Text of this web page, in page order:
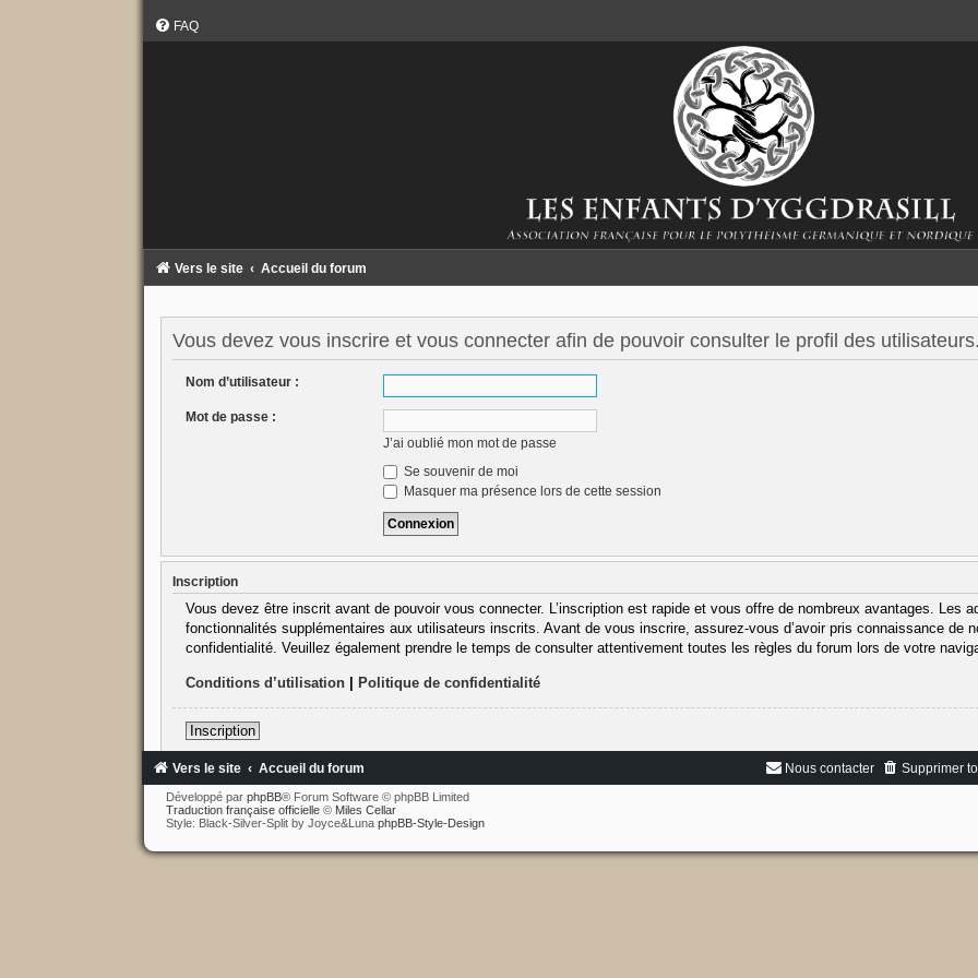
FAQ
Vers le site Accueil du forum
Vous devez vous inscrire et vous connecter afin de pouvoir consulter le profil des utilisateurs.
Nom d’utilisateur :
Mot de passe :
J’ai oublié mon mot de passe
Se souvenir de moi
Masquer ma présence lors de cette session
Inscription
Vous devez être inscrit avant de pouvoir vous connecter. L’inscription est rapide et vous offre de nombreux avantages. Les
fonctionnalités supplémentaires aux utilisateurs inscrits. Avant de vous inscrire, assurez-vous d’avoir pris connaissance de
confidentialité. Veuillez également prendre le temps de consulter attentivement toutes les règles du forum lors de votre
Conditions d’utilisation| Politique de confidentialité
Inscription
Vers le site Accueil du forum Supprimer
Nous contacter
Développé par phpBB® Forum Software © phpBB Limited
Traduction française officielle© Miles Cellar
Style: Black-Silver-Split by Joyce&Luna phpBB-Style-Design